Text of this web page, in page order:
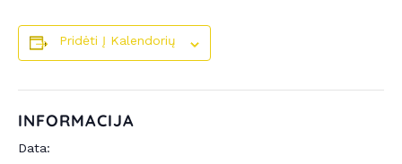
Pridėti Į Kalendorių
INFORMACIJA
Data: